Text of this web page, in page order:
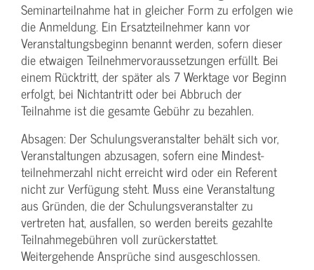
Seminarteilnahme hat in gleicher Form zu erfolgen wie
die Anmeldung. Ein Ersatzteilnehmer kann vor
Veranstaltungs­beginn benannt werden, sofern dieser
die etwaigen Teilnehmer­voraussetzungen erfüllt. Bei
einem Rücktritt, der später als 7 Werktage vor Beginn
erfolgt, bei Nichtantritt oder bei Abbruch der
Teilnahme ist die gesamte Gebühr zu bezahlen.
Absagen: Der Schulungs­veranstalter behält sich vor,
Veranstaltungen abzusagen, sofern eine Mindest­
teilnehmerzahl nicht erreicht wird oder ein Referent
nicht zur Verfügung steht. Muss eine Veranstaltung
aus Gründen, die der Schulungs­veranstalter zu
vertreten hat, ausfallen, so werden bereits gezahlte
Teilnahme­gebühren voll zurückerstattet.
Weitergehende Ansprüche sind ausgeschlossen.